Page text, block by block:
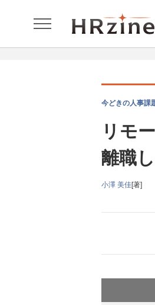
今どきの人事課
リモ
離職
小澤 美佳[著]